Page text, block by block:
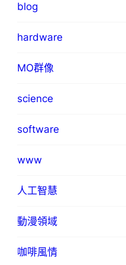
blog
hardware
MO群像
science
software
www
人工智慧
動漫領域
咖啡風情